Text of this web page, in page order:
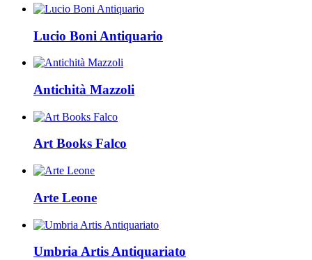
Lucio Boni Antiquario
Antichità Mazzoli
Art Books Falco
Arte Leone
Umbria Artis Antiquariato